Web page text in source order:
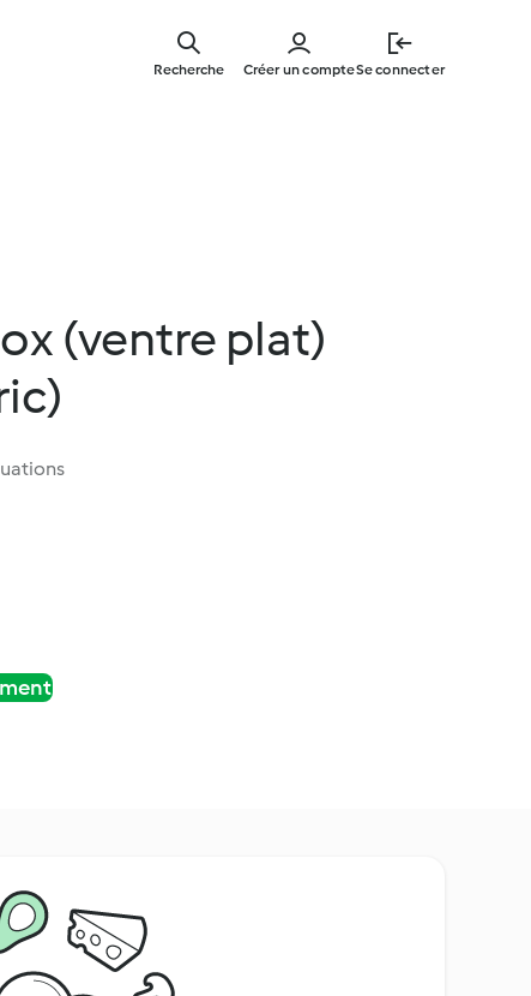
main
Créer un compteSe connecter
Recherche
(ventre plat)